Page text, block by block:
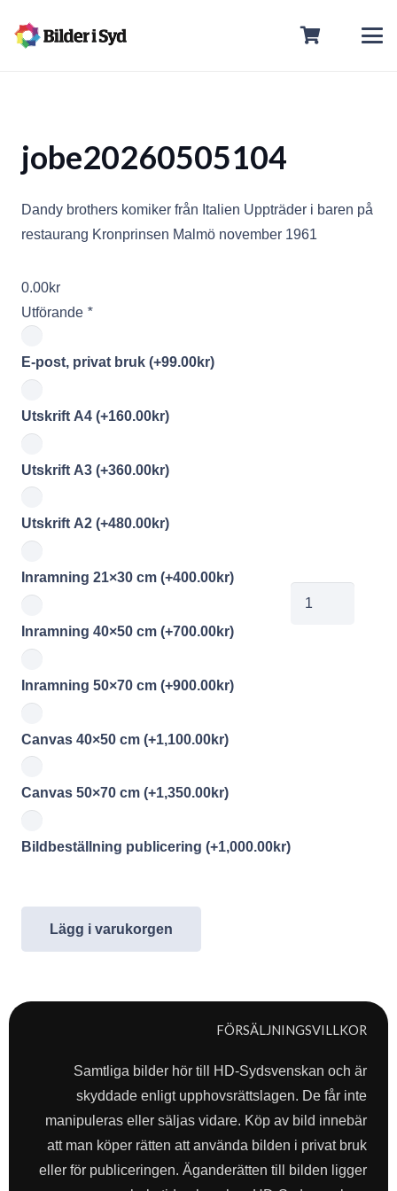
jobe20260505104
Dandy brothers komiker från Italien Uppträder i baren på
restaurang Kronprinsen Malmö november 1961
0.00kr
Utförande *
E-post, privat bruk (+99.00kr)
Utskrift A4 (+160.00kr)
Utskrift A3 (+360.00kr)
Utskrift A2 (+480.00kr)
Inramning 21×30 cm (+400.00kr)
Inramning 40×50 cm (+700.00kr)
Inramning 50×70 cm (+900.00kr)
Canvas 40×50 cm (+1,100.00kr)
Canvas 50×70 cm (+1,350.00kr)
Bildbeställning publicering (+1,000.00kr)
Lägg i varukorgen
FÖRSÄLJNINGSVILLKOR
Samtliga bilder hör till HD-Sydsvenskan och är
skyddade enligt upphovsrättslagen. De får inte
manipuleras eller säljas vidare. Köp av bild innebär
att man köper rätten att använda bilden i privat bruk
eller för publiceringen. Äganderätten till bilden ligger